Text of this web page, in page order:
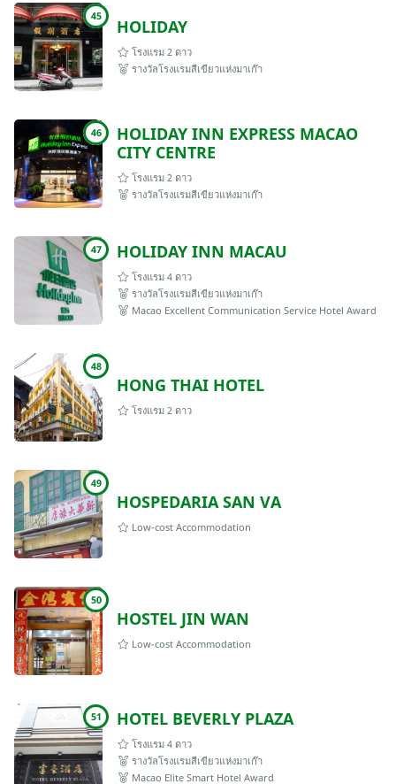
45 HOLIDAY
โรงแรม 2 ดาว
รางวัลโรงแรมสีเขียวแห่งมาเก๊า
46
HOLIDAY INN EXPRESS MACAO
CITY CENTRE
โรงแรม 2 ดาว
รางวัลโรงแรมสีเขียวแห่งมาเก๊า
47 HOLIDAY INN MACAU
โรงแรม 4 ดาว
รางวัลโรงแรมสีเขียวแห่งมาเก๊า
Macao Excellent Communication Service Hotel Award
48
HONG THAI HOTEL
โรงแรม 2 ดาว
49
HOSPEDARIA SAN VA
Low-cost Accommodation
50
HOSTEL JIN WAN
Low-cost Accommodation
51 HOTEL BEVERLY PLAZA
โรงแรม 4 ดาว
รางวัลโรงแรมสีเขียวแห่งมาเก๊า
Macao Elite Smart Hotel Award